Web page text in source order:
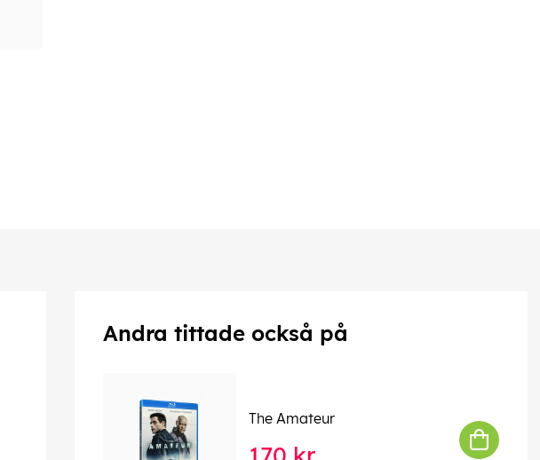
Andra tittade också på
The Amateur